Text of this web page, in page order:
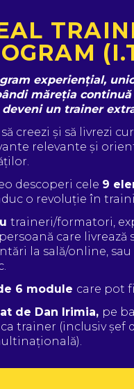
experiențial,
măreția
deveni un trainer
creezi și să livrezi
relevante și
descoperi cele 9
o revoluție în
traineri/formatori,
care livrează
la sală/online,
6 module care pot
de Dan Irimia, pe
ca trainer (inclusiv